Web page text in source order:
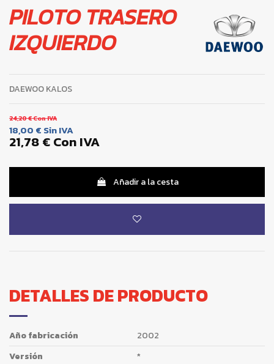
PILOTO TRASERO
IZQUIERDO
DAEWOO KALOS
24,20 €Con IVA
18,00 € Sin IVA
21,78 €Con IVA
Añadir a la cesta
DETALLES DE PRODUCTO
Año fabricación
2002
Versión
*